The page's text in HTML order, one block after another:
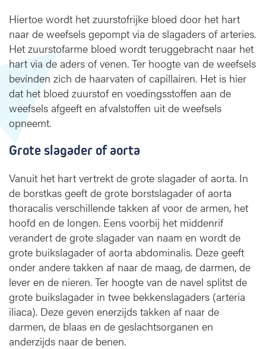
m
l
o
o
p
?
Hiertoe wordt het zuurstofrijke bloed door het hart
naar de weefsels gepompt via de slagaders of arteries.
Het zuurstofarme bloed wordt teruggebracht naar het
hart via de aders of venen. Ter hoogte van de weefsels
bevinden zich de haarvaten of capillairen. Het is hier
dat het bloed zuurstof en voedingsstoffen aan de
weefsels afgeeft en afvalstoffen uit de weefsels
opneemt.
Grote slagader of aorta
Vanuit het hart vertrekt de grote slagader of aorta. In
de borstkas geeft de grote borstslagader of aorta
thoracalis verschillende takken af voor de armen, het
hoofd en de longen. Eens voorbij het middenrif
verandert de grote slagader van naam en wordt de
grote buikslagader of aorta abdominalis. Deze geeft
onder andere takken af naar de maag, de darmen, de
lever en de nieren. Ter hoogte van de navel splitst de
grote buikslagader in twee bekkenslagaders (arteria
iliaca). Deze geven enerzijds takken af naar de
darmen, de blaas en de geslachtsorganen en
anderzijds naar de benen.